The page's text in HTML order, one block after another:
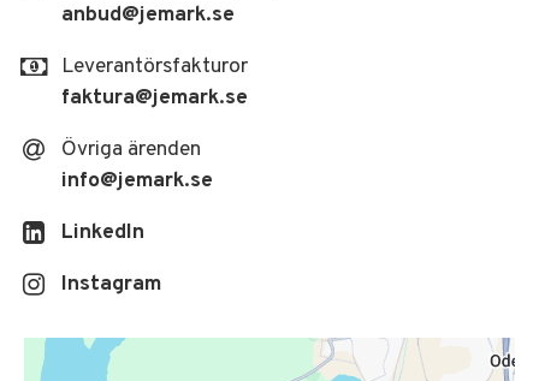
anbud@jemark.se
Leverantörsfakturor
faktura@jemark.se
Övriga ärenden
info@jemark.se
LinkedIn
Instagram